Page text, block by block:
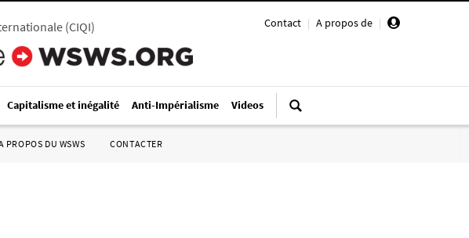
Contact | A propos de |
(CIQI)
Capitalisme et inégalité Anti-Impérialisme Videos
PROPOS DU WSWS CONTACTER